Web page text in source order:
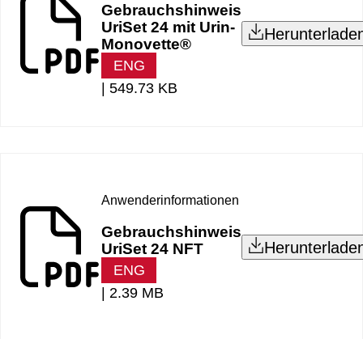
Gebrauchshinweis
UriSet 24 mit Urin-
Monovette®
ENG
| 549.73 KB
Anwenderinformationen
Gebrauchshinweis
UriSet 24 NFT
ENG
2.39 MB